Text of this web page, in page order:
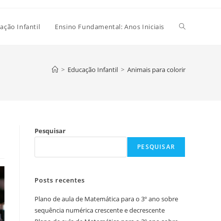
Infantil Ensino Fundamental: Anos Iniciais Alternar
site
> Educação Infantil > Animais para colorir
Pesquisar
PESQUISAR
Posts recentes
Plano de aula de Matemática para o 3º ano sobre
sequência numérica crescente e decrescente